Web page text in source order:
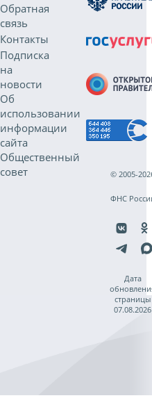
Обратная
связь
Контакты
Подписка
на
новости
Об
использовании
информации
сайта
Общественный
совет
© 2005-
ФНС
Дата
страницы
07.08.2026